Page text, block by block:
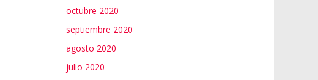
octubre 2020
septiembre 2020
agosto 2020
julio 2020